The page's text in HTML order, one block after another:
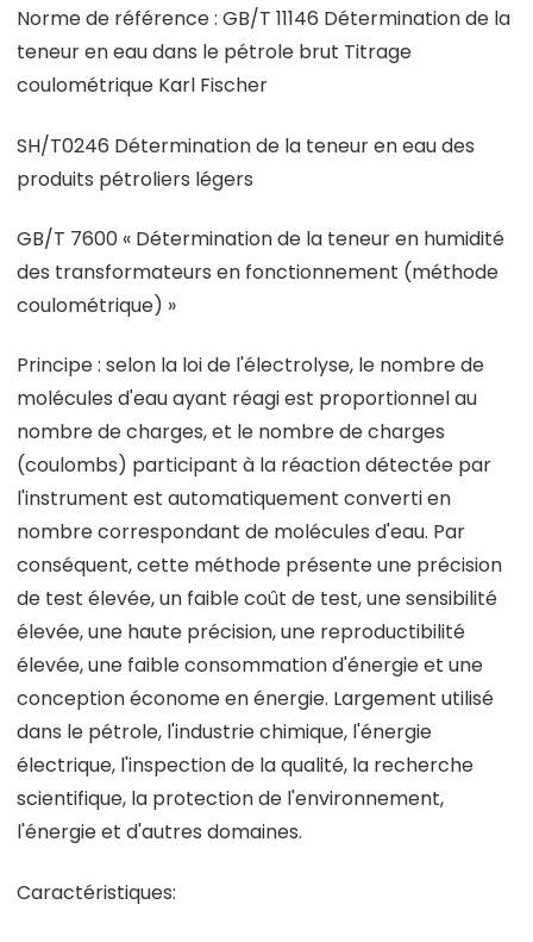
Norme de référence : GB/T 11146 Détermination de la
teneur en eau dans le pétrole brut Titrage
coulométrique Karl Fischer
SH/T0246 Détermination de la teneur en eau des
produits pétroliers légers
GB/T 7600 « Détermination de la teneur en humidité
des transformateurs en fonctionnement (méthode
coulométrique) »
Principe : selon la loi de l'électrolyse, le nombre de
molécules d'eau ayant réagi est proportionnel au
nombre de charges, et le nombre de charges
(coulombs) participant à la réaction détectée par
l'instrument est automatiquement converti en
nombre correspondant de molécules d'eau. Par
conséquent, cette méthode présente une précision
de test élevée, un faible coût de test, une sensibilité
élevée, une haute précision, une reproductibilité
élevée, une faible consommation d'énergie et une
conception économe en énergie. Largement utilisé
dans le pétrole, l'industrie chimique, l'énergie
électrique, l'inspection de la qualité, la recherche
scientifique, la protection de l'environnement,
l'énergie et d'autres domaines.
Caractéristiques: